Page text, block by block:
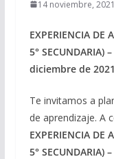
14 noviembre, 2021
EXPERIENCIA DE
5°
diciembre de
Te invitamos a
de aprendizaje. A
EXPERIENCIA DE
5°